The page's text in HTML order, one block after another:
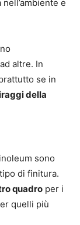
e
altre. In
se in
della
sono
di finitura.
quadro per i
quelli più